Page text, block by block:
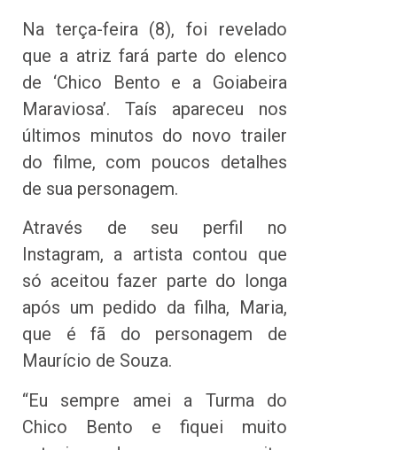
Na terça-feira (8), foi revelado
que a atriz fará parte do elenco
de ‘Chico Bento e a Goiabeira
Maraviosa’. Taís apareceu nos
últimos minutos do novo trailer
do filme, com poucos detalhes
de sua personagem.
Através de seu perfil no
Instagram, a artista contou que
só aceitou fazer parte do longa
após um pedido da filha, Maria,
que é fã do personagem de
Maurício de Souza.
“Eu sempre amei a Turma do
Chico Bento e fiquei muito